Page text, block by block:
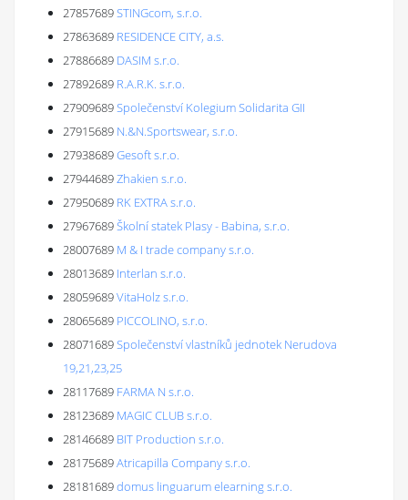
27857689STINGcom, s.r.o.
27863689 RESIDENCE CITY, a.s.
27886689 DASIM s.r.o.
27892689 R.A.R.K. s.r.o.
27909689Společenství Kolegium Solidarita GII
27915689 N.&N.Sportswear, s.r.o.
27938689Gesoft s.r.o.
27944689Zhakien s.r.o.
27950689 RK EXTRA s.r.o.
27967689Školní statek Plasy - Babina, s.r.o.
28007689 M & I trade company s.r.o.
28013689 Interlan s.r.o.
28059689VitaHolz s.r.o.
28065689 PICCOLINO, s.r.o.
28071689Společenství vlastníků jednotek Nerudova
19,21,23,25
28117689 FARMA N s.r.o.
28123689 MAGIC CLUB s.r.o.
28146689 BIT Production s.r.o.
28175689Atricapilla Company s.r.o.
28181689domus linguarum elearning s.r.o.